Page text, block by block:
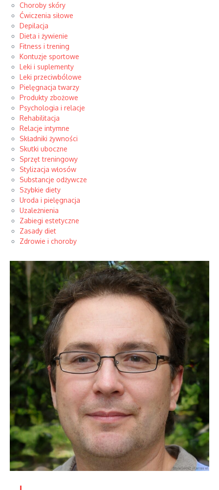
Choroby skóry
Ćwiczenia siłowe
Depilacja
Dieta i żywienie
Fitness i trening
Kontuzje sportowe
Leki i suplementy
Leki przeciwbólowe
Pielęgnacja twarzy
Produkty zbożowe
Psychologia i relacje
Rehabilitacja
Relacje intymne
Składniki żywności
Skutki uboczne
Sprzęt treningowy
Stylizacja włosów
Substancje odżywcze
Szybkie diety
Uroda i pielęgnacja
Uzależnienia
Zabiegi estetyczne
Zasady diet
Zdrowie i choroby